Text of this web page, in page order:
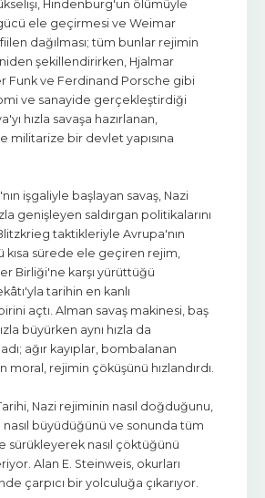
Hindenburg'un ölümüyle
ele geçirmesi ve Weimar
dağılması; tüm bunlar rejimin
şekillendirirken, Hjalmar
Funk ve Ferdinand Porsche gibi
ve sanayide gerçekleştirdiği
hızla savaşa hazırlanan,
militarize bir devlet yapısına
işgaliyle başlayan savaş, Nazi
genişleyen saldırgan politikalarını
taktikleriyle Avrupa'nın
kısa sürede ele geçiren rejim,
Birliği'ne karşı yürüttüğü
tarihin en kanlı
açtı. Alman savaş makinesi, baş
büyürken aynı hızla da
ağır kayıplar, bombalanan
rejimin çöküşünü hızlandırdı.
Nazi rejiminin nasıl doğduğunu,
büyüdüğünü ve sonunda tüm
sürükleyerek nasıl çöktüğünü
Alan E. Steinweis, okurları
çarpıcı bir yolculuğa çıkarıyor.